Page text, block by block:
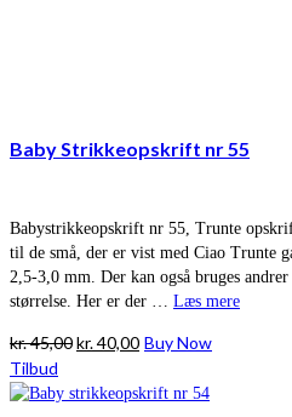
Baby Strikkeopskrift nr 55
Babystrikkeopskrift nr 55, Trunte
til de små, der er vist med Ciao Trunte
2,5-3,0 mm. Der kan også bruges
størrelse. Her er der … Læs mere
kr.45,00Den
pris
kr.40,00Den
pris
Buy Now
Tilbud